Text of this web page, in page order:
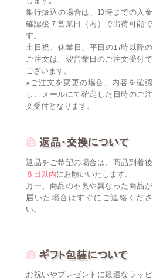
銀行振込の場合は、13時までの入金
確認後７営業日（内）で出荷可能で
す。
土日祝、休業日、平日の17時以降の
ご注文は、翌営業日のご注文受付で
ございます。
※ご注文を変更の場合、内容を確認
し、メールにて確定した日時のご注
文受付となります。
返品をご希望の場合は、商品到着後
８日以内にお願いいたします。
万一、商品の不良や異なった商品が
届いた場合はすぐにご連絡くださ
い。
お祝いやプレゼントに最適なラッピ